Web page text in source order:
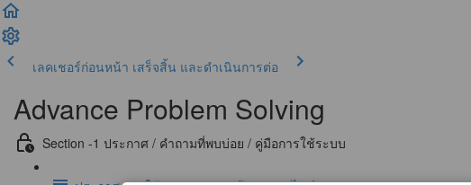
เลคเชอร์ก่อนหน้า เสร็จสิ้น และดำเนินการต่อ
Advance Problem Solving
Section -1 ประกาศ / คำถามที่พบบ่อย / คู่มือการใช้ระบบ